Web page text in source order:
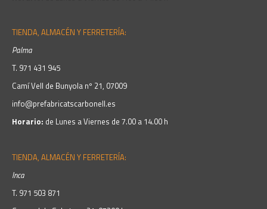
TIENDA, ALMACÉN Y FERRETERÍA:
Palma
T. 971 431 945
Camí Vell de Bunyola nº 21, 07009
info@prefabricatscarbonell.es
Horario: de Lunes a Viernes de 7.00 a 14.00 h
TIENDA, ALMACÉN Y FERRETERÍA:
Inca
T. 971 503 871